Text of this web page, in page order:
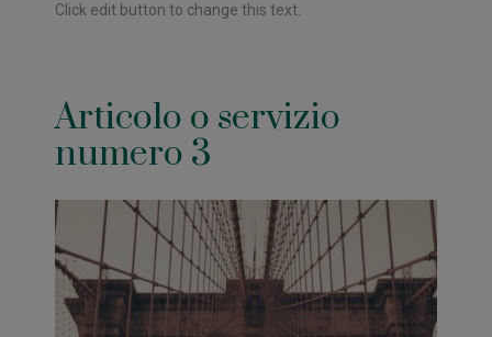
Click edit button to change this text.
Articolo o servizio
numero 3